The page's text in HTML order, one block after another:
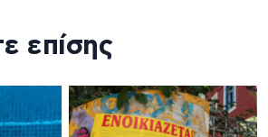
επίσης